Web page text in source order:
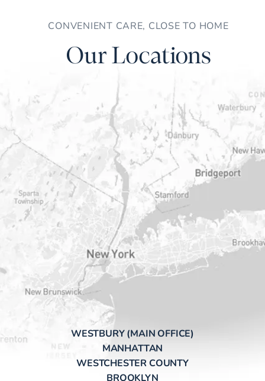
CONVENIENT CARE, CLOSE TO HOME
Our Locations
WESTBURY (MAIN OFFICE)
MANHATTAN
WESTCHESTER COUNTY
BROOKLYN